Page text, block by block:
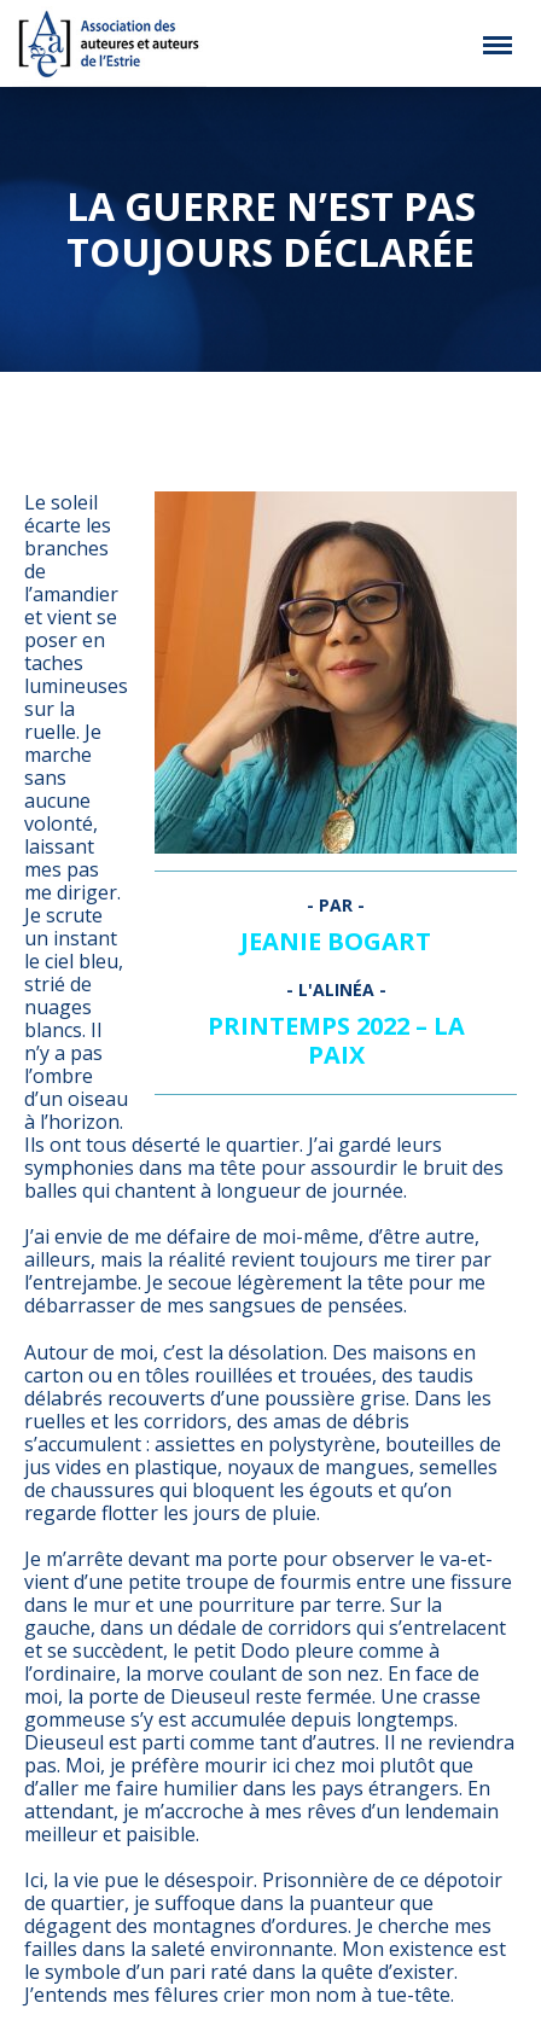
LA GUERRE N’EST PAS
TOUJOURS DÉCLARÉE
JEANIE BOGART
PRINTEMPS 2022 – LA
PAIX
Le soleil
écarte les
branches
de
l’amandier
et vient se
poser en
taches
lumineuses
sur la
ruelle. Je
marche
sans
aucune
volonté,
laissant
mes pas
me diriger.
Je scrute
un instant
le ciel bleu,
strié de
nuages
blancs. Il
n’y a pas
l’ombre
d’un oiseau
à l’horizon.
Ils ont tous déserté le quartier. J’ai gardé leurs
symphonies dans ma tête pour assourdir le bruit des
balles qui chantent à longueur de journée.
J’ai envie de me défaire de moi-même, d’être autre,
ailleurs, mais la réalité revient toujours me tirer par
l’entrejambe. Je secoue légèrement la tête pour me
débarrasser de mes sangsues de pensées.
Autour de moi, c’est la désolation. Des maisons en
carton ou en tôles rouillées et trouées, des taudis
délabrés recouverts d’une poussière grise. Dans les
ruelles et les corridors, des amas de débris
s’accumulent : assiettes en polystyrène, bouteilles de
jus vides en plastique, noyaux de mangues, semelles
de chaussures qui bloquent les égouts et qu’on
regarde flotter les jours de pluie.
Je m’arrête devant ma porte pour observer le va-et-
vient d’une petite troupe de fourmis entre une fissure
dans le mur et une pourriture par terre. Sur la
gauche, dans un dédale de corridors qui s’entrelacent
et se succèdent, le petit Dodo pleure comme à
l’ordinaire, la morve coulant de son nez. En face de
moi, la porte de Dieuseul reste fermée. Une crasse
gommeuse s’y est accumulée depuis longtemps.
Dieuseul est parti comme tant d’autres. Il ne reviendra
pas. Moi, je préfère mourir ici chez moi plutôt que
d’aller me faire humilier dans les pays étrangers. En
attendant, je m’accroche à mes rêves d’un lendemain
meilleur et paisible.
Ici, la vie pue le désespoir. Prisonnière de ce dépotoir
de quartier, je suffoque dans la puanteur que
dégagent des montagnes d’ordures. Je cherche mes
failles dans la saleté environnante. Mon existence est
le symbole d’un pari raté dans la quête d’exister.
J’entends mes fêlures crier mon nom à tue-tête.